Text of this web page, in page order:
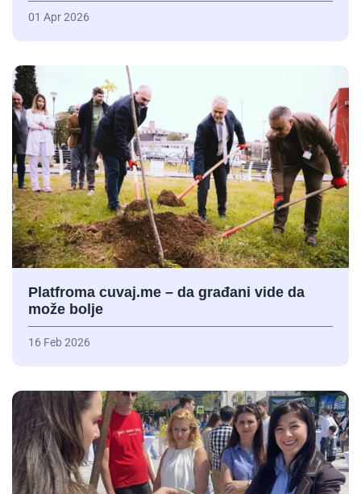
01 Apr 2026
Platfroma cuvaj.me – da građani vide da
može bolje
16 Feb 2026